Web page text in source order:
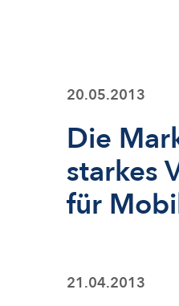
20.05.2013
Die
starkes
für
21.04.2013